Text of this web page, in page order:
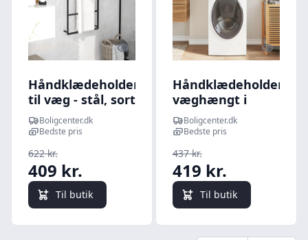
Quick look
Håndklædeholder
til væg - stål, sort
60 × 10 × 116 cm
Boligcenter.dk
Bedste pris
622 kr.
409 kr.
Til butik
Quick
Håndklædeholder
væghængt i
bambus 60 x 25 x
20 cm
Boligcenter.dk
Bedste pris
437 kr.
419 kr.
Til butik